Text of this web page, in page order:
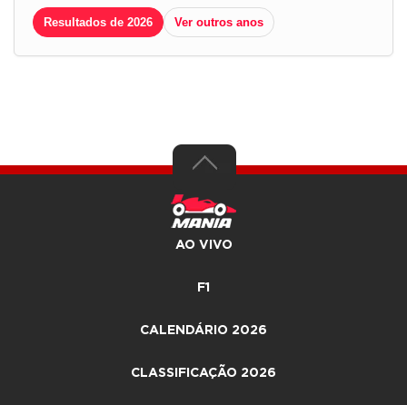
Resultados de 2026 Ver outros anos
AO VIVO
F1
CALENDÁRIO 2026
CLASSIFICAÇÃO 2026